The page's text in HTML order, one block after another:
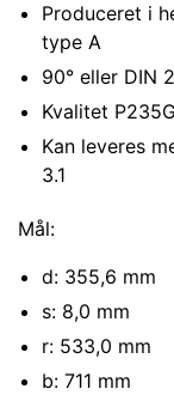
Produceret i
type A
90° eller DIN
Kvalitet
Kan leveres
3.1
Mål:
d: 355,6 mm
s: 8,0 mm
r: 533,0 mm
b: 711 mm